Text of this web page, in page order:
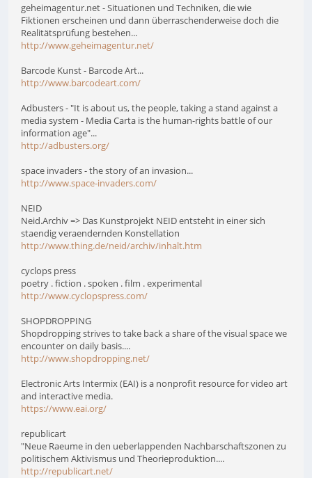
geheimagentur.net - Situationen und Techniken, die wie
Fiktionen erscheinen und dann überraschenderweise doch die
Realitätsprüfung bestehen...
http://www.geheimagentur.net/
Barcode Kunst - Barcode Art...
http://www.barcodeart.com/
Adbusters - "It is about us, the people, taking a stand against a
media system - Media Carta is the human-rights battle of our
information age"...
http://adbusters.org/
space invaders - the story of an invasion...
http://www.space-invaders.com/
NEID
Neid.Archiv => Das Kunstprojekt NEID entsteht in einer sich
staendig veraendernden Konstellation
http://www.thing.de/neid/archiv/inhalt.htm
cyclops press
poetry . fiction . spoken . film . experimental
http://www.cyclopspress.com/
SHOPDROPPING
Shopdropping strives to take back a share of the visual space we
encounter on daily basis....
http://www.shopdropping.net/
Electronic Arts Intermix (EAI) is a nonprofit resource for video art
and interactive media.
https://www.eai.org/
republicart
"Neue Raeume in den ueberlappenden Nachbarschaftszonen zu
politischem Aktivismus und Theorieproduktion....
http://republicart.net/